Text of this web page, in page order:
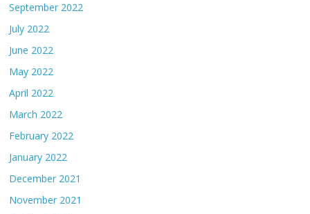
September 2022
July 2022
June 2022
May 2022
April 2022
March 2022
February 2022
January 2022
December 2021
November 2021